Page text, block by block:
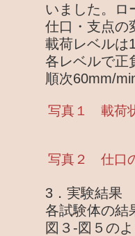
いました。ロ
仕口・支点の
載荷レベルは
各レベルで正
順次60mm/
写真１ 載荷
写真２ 仕口
3．実験結果
各試験体の結
図３-図５の